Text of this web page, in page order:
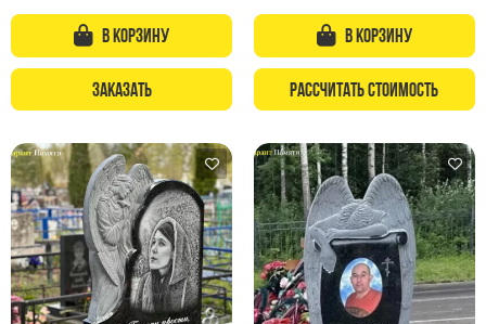
Столы и лавки
Тротуарная плитка
Вазы полимерные
Венки
Вазы из гранита
Скульптуры в полный рост
Скульптуры "Ангел" литиевые
В корзину
Заказать
В корзину
Рассчитать стоимость